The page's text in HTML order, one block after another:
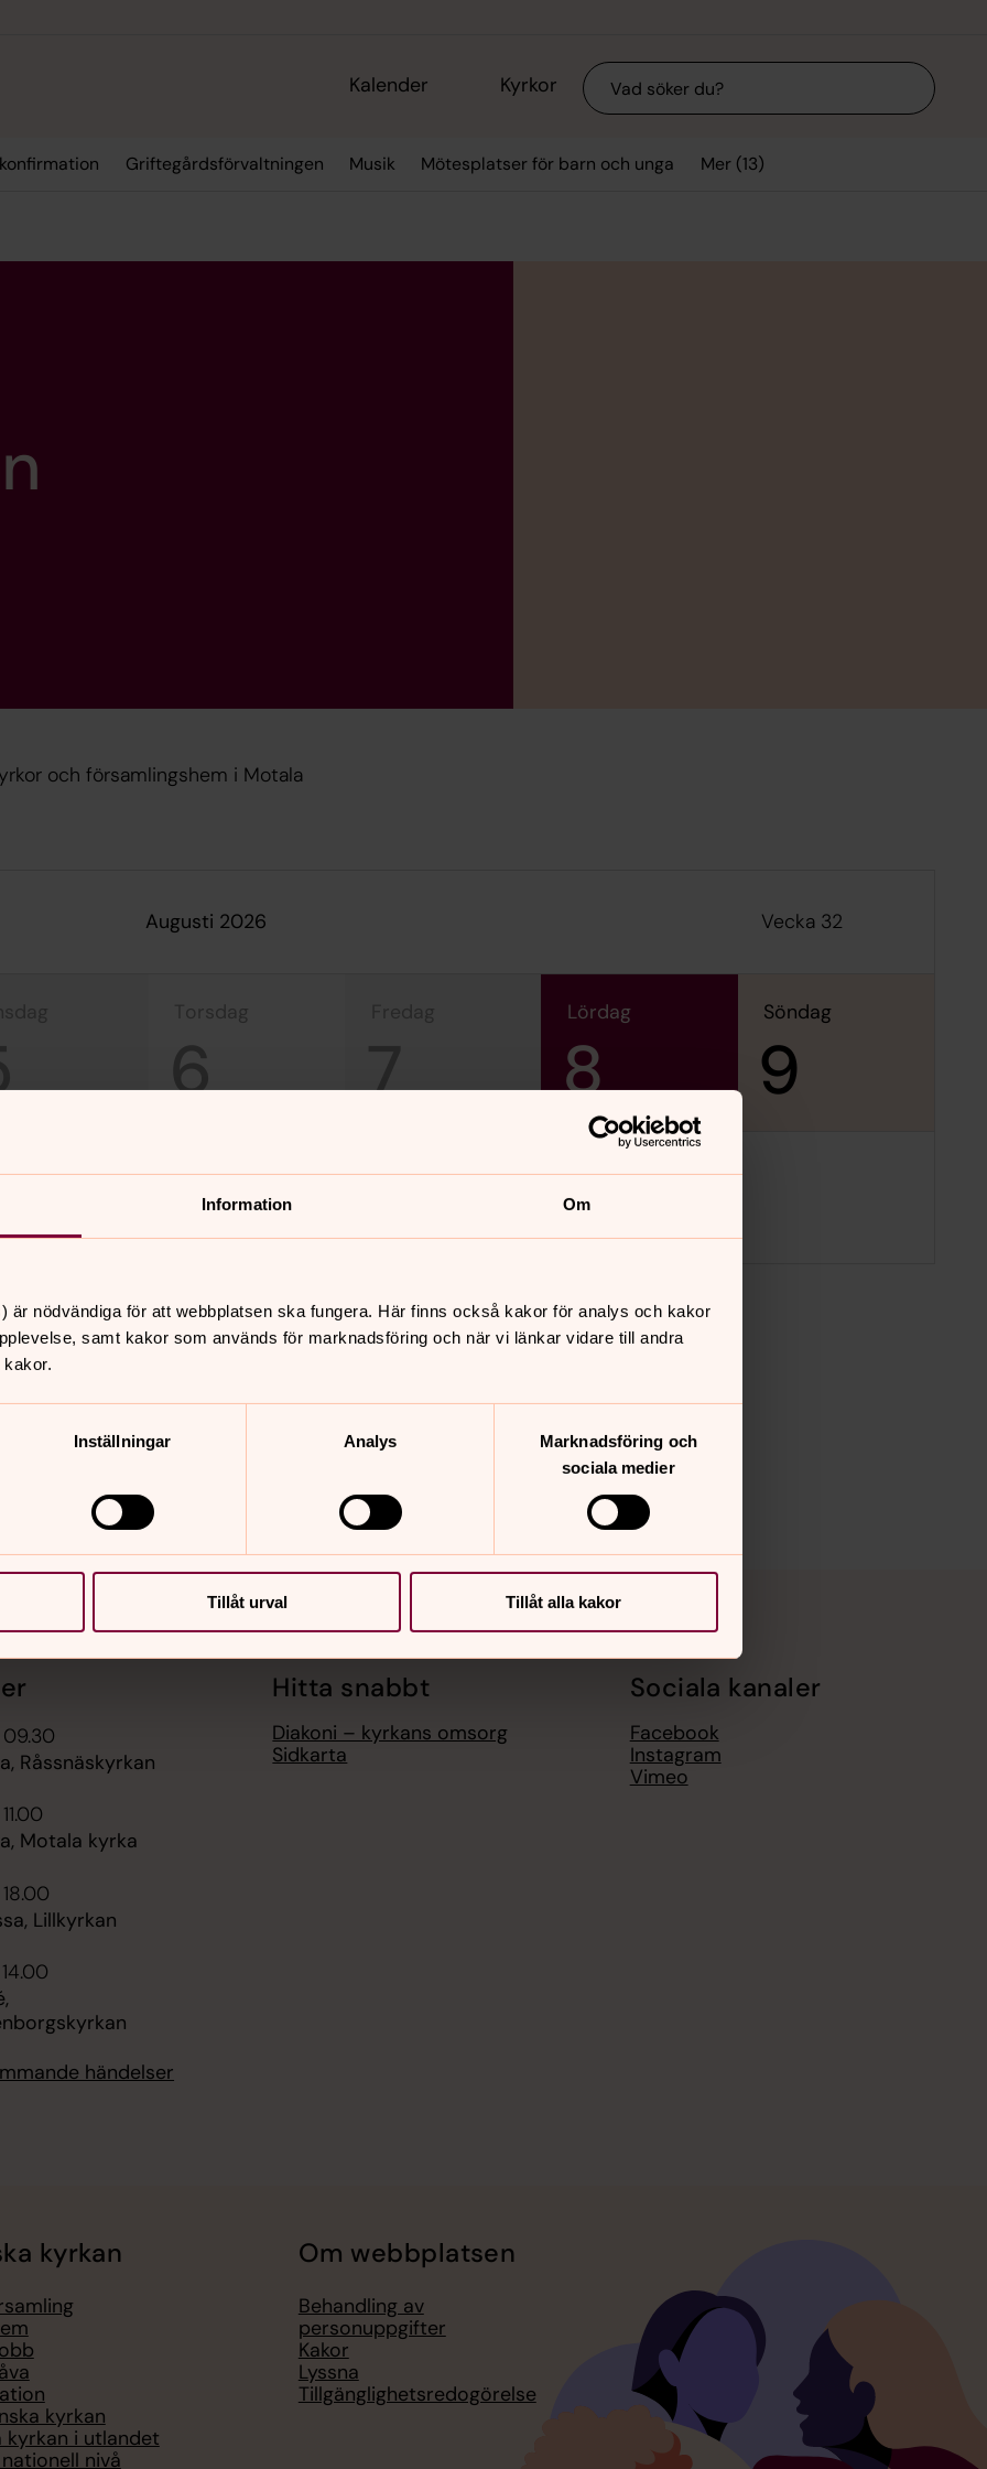
Information Om
är nödvändiga för att webbplatsen ska fungera. Här finns också kakor för analys och kakor
samt kakor som används för marknadsföring och när vi länkar vidare till andra
Inställningar Analys
Marknadsföring och
sociala medier
Tillåt urval Tillåt alla kakor
Kalender Kyrkor Sök
Griftegårdsförvaltningen Musik Mötesplatser för barn och unga Mer (13)
och församlingshem i Motala
augusti 2026 Vecka 32
torsdag
6 7
lördag
8
söndag
9
Råssnäskyrkan
Motala kyrka
Lillkyrkan
händelser
Hitta snabbt
Diakoni – kyrkans omsorg
Sidkarta
Sociala kanaler
Facebook
Instagram
Vimeo
kyrkan
kyrkan
kyrkan i utlandet
nivå
Om webbplatsen
Behandling av
personuppgifter
Kakor
Lyssna
Tillgänglighetsredogörelse